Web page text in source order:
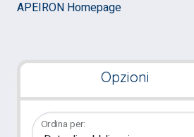
APEIRON Homepage
Opzioni
Ordina per: